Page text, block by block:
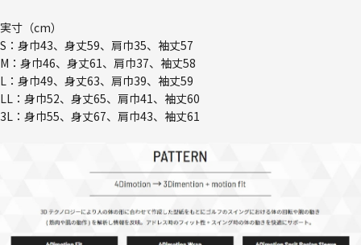
実寸（cm）
S：身巾43、身丈59、肩巾35、袖丈57
M：身巾46、身丈61、肩巾37、袖丈58
L：身巾49、身丈63、肩巾39、袖丈59
LL：身巾52、身丈65、肩巾41、袖丈60
3L：身巾55、身丈67、肩巾43、袖丈61